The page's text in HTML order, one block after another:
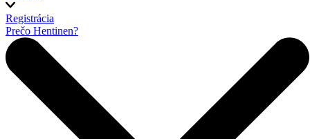
Registrácia
Prečo Hentinen?